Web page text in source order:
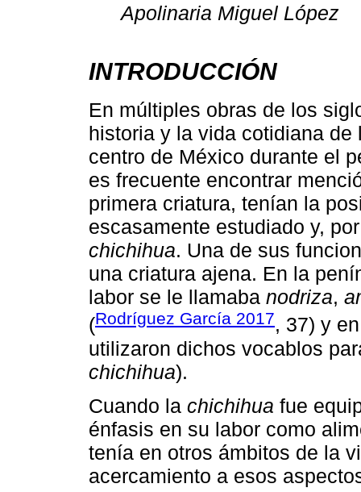
Apolinaria Miguel López
INTRODUCCIÓN
En múltiples obras de los
historia y la vida cotidiana
centro de México durante el
es frecuente encontrar
primera criatura, tenían la
escasamente estudiado y,
chichihua. Una de sus
una criatura ajena. En la
labor se le llamaba nodriza,
(Rodríguez García 2017, 37) y
utilizaron dichos vocablos
chichihua).
Cuando la chichihua fue
énfasis en su labor como
tenía en otros ámbitos de la
acercamiento a esos